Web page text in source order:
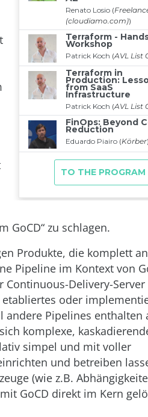
GoCD“ zu schlagen.
Produkte, die komplett
Pipeline im Kontext von
Delivery-Server
oder
andere Pipelines enthalten
komplexe,
simpel und mit voller
und betreiben
(wie z.B.
GoCD direkt im Kern